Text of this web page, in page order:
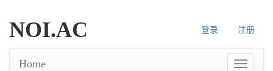
登录 注册
NOI.AC
Home